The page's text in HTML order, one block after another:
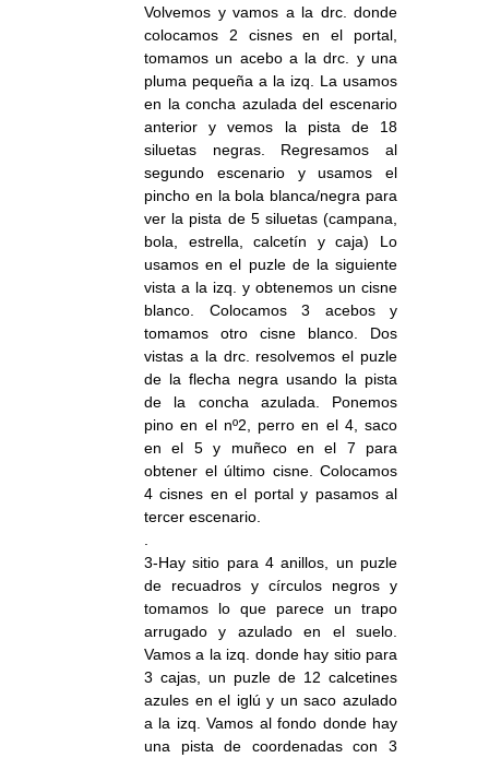
Volvemos y vamos a la drc. donde
colocamos 2 cisnes en el portal,
tomamos un acebo a la drc. y una
pluma pequeña a la izq. La usamos
en la concha azulada del escenario
anterior y vemos la pista de 18
siluetas negras. Regresamos al
segundo escenario y usamos el
pincho en la bola blanca/negra para
ver la pista de 5 siluetas (campana,
bola, estrella, calcetín y caja) Lo
usamos en el puzle de la siguiente
vista a la izq. y obtenemos un cisne
blanco. Colocamos 3 acebos y
tomamos otro cisne blanco. Dos
vistas a la drc. resolvemos el puzle
de la flecha negra usando la pista
de la concha azulada. Ponemos
pino en el nº2, perro en el 4, saco
en el 5 y muñeco en el 7 para
obtener el último cisne. Colocamos
4 cisnes en el portal y pasamos al
tercer escenario.
3-Hay sitio para 4 anillos, un puzle
de recuadros y círculos negros y
tomamos lo que parece un trapo
arrugado y azulado en el suelo.
Vamos a la izq. donde hay sitio para
3 cajas, un puzle de 12 calcetines
azules en el iglú y un saco azulado
a la izq. Vamos al fondo donde hay
una pista de coordenadas con 3